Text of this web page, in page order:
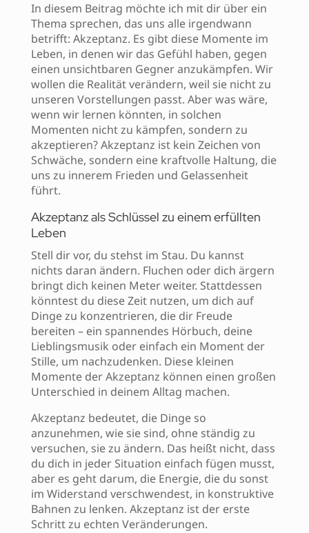
In diesem Beitrag möchte ich mit dir über ein
Thema sprechen, das uns alle irgendwann
betrifft: Akzeptanz. Es gibt diese Momente im
Leben, in denen wir das Gefühl haben, gegen
einen unsichtbaren Gegner anzukämpfen. Wir
wollen die Realität verändern, weil sie nicht zu
unseren Vorstellungen passt. Aber was wäre,
wenn wir lernen könnten, in solchen
Momenten nicht zu kämpfen, sondern zu
akzeptieren? Akzeptanz ist kein Zeichen von
Schwäche, sondern eine kraftvolle Haltung, die
uns zu innerem Frieden und Gelassenheit
führt.
Akzeptanz als Schlüssel zu einem erfüllten
Leben
Stell dir vor, du stehst im Stau. Du kannst
nichts daran ändern. Fluchen oder dich ärgern
bringt dich keinen Meter weiter. Stattdessen
könntest du diese Zeit nutzen, um dich auf
Dinge zu konzentrieren, die dir Freude
bereiten – ein spannendes Hörbuch, deine
Lieblingsmusik oder einfach ein Moment der
Stille, um nachzudenken. Diese kleinen
Momente der Akzeptanz können einen großen
Unterschied in deinem Alltag machen.
Akzeptanz bedeutet, die Dinge so
anzunehmen, wie sie sind, ohne ständig zu
versuchen, sie zu ändern. Das heißt nicht, dass
du dich in jeder Situation einfach fügen musst,
aber es geht darum, die Energie, die du sonst
im Widerstand verschwendest, in konstruktive
Bahnen zu lenken. Akzeptanz ist der erste
Schritt zu echten Veränderungen.